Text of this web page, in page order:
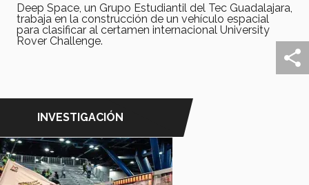
Deep Space, un Grupo Estudiantil del Tec Guadalajara,
trabaja en la construcción de un vehículo espacial
para clasificar al certamen internacional University
Rover Challenge.
INVESTIGACIÓN